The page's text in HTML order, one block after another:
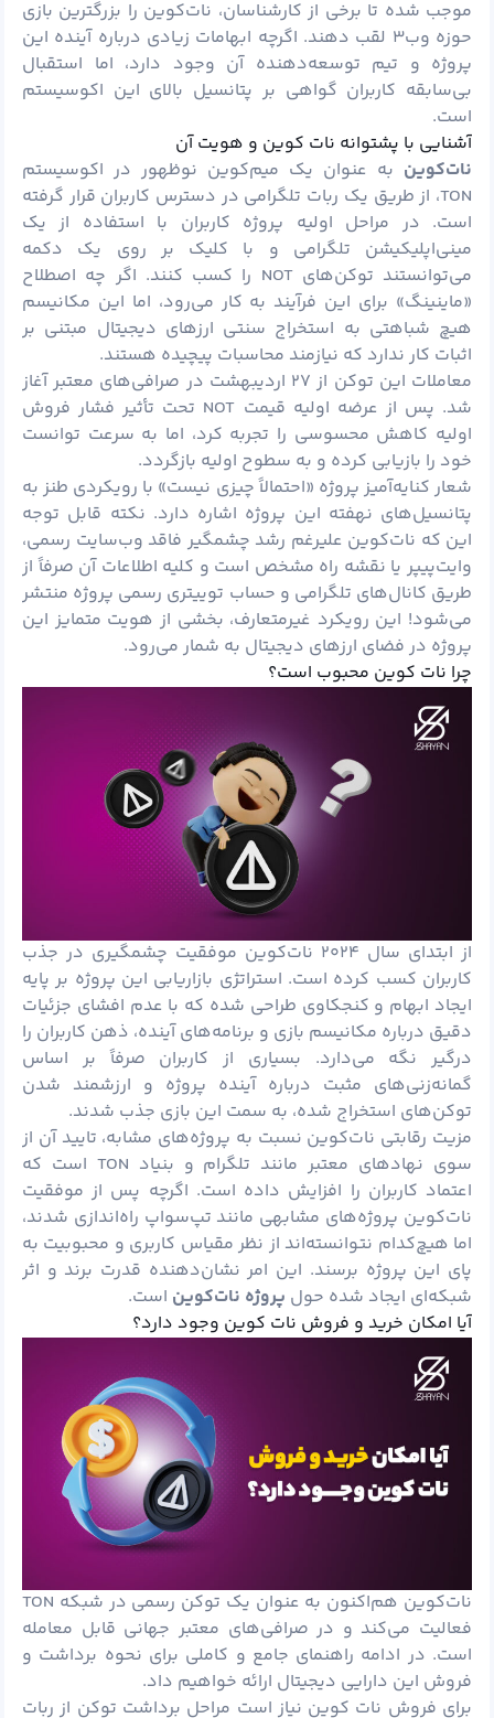
موجب شده تا برخی از کارشناسان، نات‌کوین را بزرگترین بازی
حوزه وب۳ لقب دهند. اگرچه ابهامات زیادی درباره آینده این
پروژه و تیم توسعه‌دهنده آن وجود دارد، اما استقبال
بی‌سابقه کاربران گواهی بر پتانسیل بالای این اکوسیستم
است.
آشنایی با پشتوانه نات کوین و هویت آن
نات‌کوین به عنوان یک میم‌کوین نوظهور در اکوسیستم
TON، از طریق یک ربات تلگرامی در دسترس کاربران قرار گرفته
است. در مراحل اولیه پروژه کاربران با استفاده از یک
مینی‌اپلیکیشن تلگرامی و با کلیک بر روی یک دکمه
می‌توانستند توکن‌های NOT را کسب کنند. اگر چه اصطلاح
«ماینینگ» برای این فرآیند به کار می‌رود، اما این مکانیسم
هیچ شباهتی به استخراج سنتی ارزهای دیجیتال مبتنی بر
اثبات کار ندارد که نیازمند محاسبات پیچیده هستند.
معاملات این توکن از ۲۷ اردیبهشت در صرافی‌های معتبر آغاز
شد. پس از عرضه اولیه قیمت NOT تحت تأثیر فشار فروش
اولیه کاهش محسوسی را تجربه کرد، اما به سرعت توانست
خود را بازیابی کرده و به سطوح اولیه بازگردد.
شعار کنایه‌آمیز پروژه «احتمالاً چیزی نیست» با رویکردی طنز به
پتانسیل‌های نهفته این پروژه اشاره دارد. نکته قابل توجه
این که نات‌کوین علیرغم رشد چشمگیر فاقد وب‌سایت رسمی،
وایت‌پیپر یا نقشه راه مشخص است و کلیه اطلاعات آن صرفاً از
طریق کانال‌های تلگرامی و حساب توییتری رسمی پروژه منتشر
می‌شود! این رویکرد غیرمتعارف، بخشی از هویت متمایز این
پروژه در فضای ارزهای دیجیتال به شمار می‌رود.
چرا نات کوین محبوب است؟
از ابتدای سال ۲۰۲۴ نات‌کوین موفقیت چشمگیری در جذب
کاربران کسب کرده است. استراتژی بازاریابی این پروژه بر پایه
ایجاد ابهام و کنجکاوی طراحی شده که با عدم افشای جزئیات
دقیق درباره مکانیسم بازی و برنامه‌های آینده، ذهن کاربران را
درگیر نگه می‌دارد. بسیاری از کاربران صرفاً بر اساس
گمانه‌زنی‌های مثبت درباره آینده پروژه و ارزشمند شدن
توکن‌های استخراج شده، به سمت این بازی جذب شدند.
مزیت رقابتی نات‌کوین نسبت به پروژه‌های مشابه، تایید آن از
سوی نهادهای معتبر مانند تلگرام و بنیاد TON است که
اعتماد کاربران را افزایش داده است. اگرچه پس از موفقیت
نات‌کوین پروژه‌های مشابهی مانند تپ‌سواپ راه‌اندازی شدند،
اما هیچ‌کدام نتوانسته‌اند از نظر مقیاس کاربری و محبوبیت به
پای این پروژه برسند. این امر نشان‌دهنده قدرت برند و اثر
شبکه‌ای ایجاد شده حول پروژه نات‌کوین است.
آیا امکان خرید و فروش نات کوین وجود دارد؟
نات‌کوین هم‌اکنون به عنوان یک توکن رسمی در شبکه TON
فعالیت می‌کند و در صرافی‌های معتبر جهانی قابل معامله
است. در ادامه راهنمای جامع و کاملی برای نحوه برداشت و
فروش این دارایی دیجیتال ارائه خواهیم داد.
برای فروش نات کوین نیاز است مراحل برداشت توکن از ربات